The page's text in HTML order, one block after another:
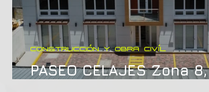
PASEO CELAJES Zona 8,
CONSTRUCCIÓN Y OBRA CIVÍL